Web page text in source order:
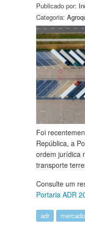
Publicado por:
Categoria:
Foi
República, a
ordem jurídica
transporte
Consulte um
Portaria ADR
adr